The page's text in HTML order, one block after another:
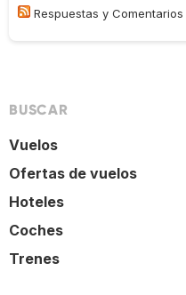
Respuestas y Comentarios
BUSCAR
Vuelos
Ofertas de vuelos
Hoteles
Coches
Trenes